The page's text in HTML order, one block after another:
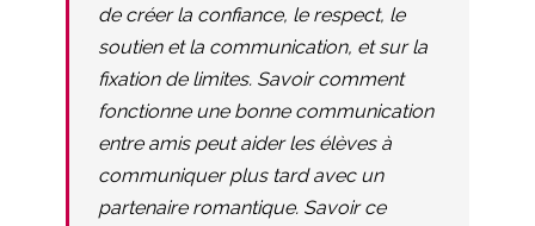
de créer la confiance, le respect, le
soutien et la communication, et sur la
fixation de limites. Savoir comment
fonctionne une bonne communication
entre amis peut aider les élèves à
communiquer plus tard avec un
partenaire romantique. Savoir ce